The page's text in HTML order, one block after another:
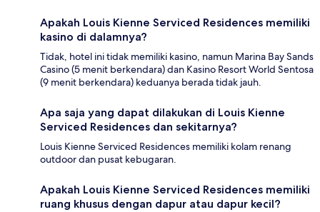
Apakah Louis Kienne Serviced Residences memiliki
kasino di dalamnya?
Tidak, hotel ini tidak memiliki kasino, namun Marina Bay Sands
Casino (5 menit berkendara) dan Kasino Resort World Sentosa
(9 menit berkendara) keduanya berada tidak jauh.
Apa saja yang dapat dilakukan di Louis Kienne
Serviced Residences dan sekitarnya?
Louis Kienne Serviced Residences memiliki kolam renang
outdoor dan pusat kebugaran.
Apakah Louis Kienne Serviced Residences memiliki
ruang khusus dengan dapur atau dapur kecil?